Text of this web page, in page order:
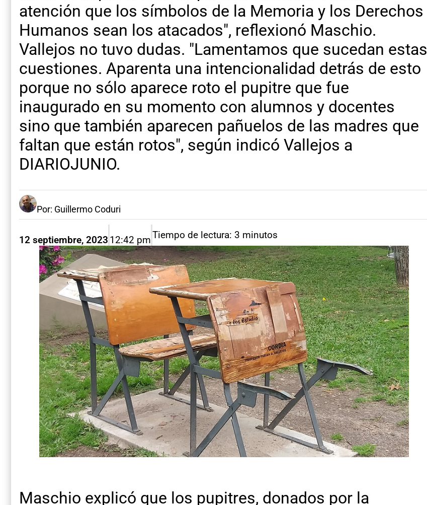
atención que los símbolos de la Memoria y los Derechos
Humanos sean los atacados", reflexionó Maschio.
Vallejos no tuvo dudas. "Lamentamos que sucedan estas
cuestiones. Aparenta una intencionalidad detrás de esto
porque no sólo aparece roto el pupitre que fue
inaugurado en su momento con alumnos y docentes
sino que también aparecen pañuelos de las madres que
faltan que están rotos", según indicó Vallejos a
DIARIOJUNIO.
Por: Guillermo Coduri
12 septiembre, 2023 12:42 pmTiempo de lectura: 3 minutos
Maschio explicó que los pupitres, donados por la